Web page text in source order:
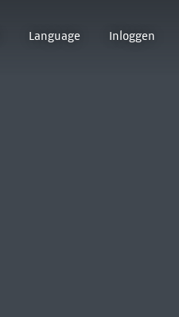
Language Inloggen